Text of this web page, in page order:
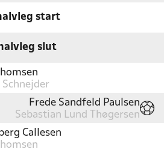
start
slut
Schnejder
Frede Sandfeld Paulsen
Sebastian Lund Thøgersen
Callesen